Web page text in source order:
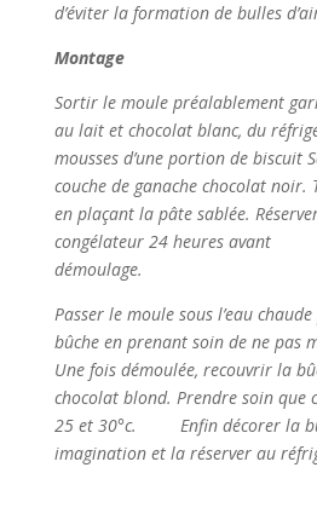
d’éviter la formation de bulles
Montage
Sortir le moule préalablement
au lait et chocolat blanc, du
mousses d’une portion de biscuit
couche de ganache chocolat noir.
en plaçant la pâte sablée.
congélateur 24 heures avant
Passer le moule sous l’eau
bûche en prenant soin de ne pas
Une fois démoulée, recouvrir la
chocolat blond. Prendre soin que
25 et 30°c. Enfin décorer la
imagination et la réserver au